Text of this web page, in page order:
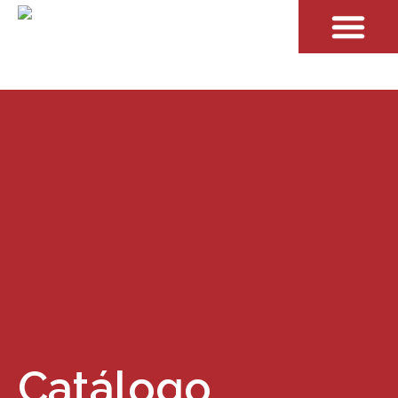
Catálogo